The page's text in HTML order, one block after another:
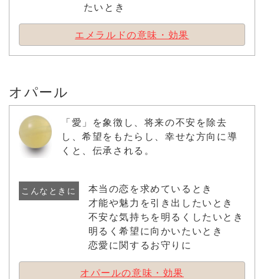
たいとき
エメラルドの意味・効果
オパール
「愛」を象徴し、将来の不安を除去
し、希望をもたらし、幸せな方向に導
くと、伝承される。
こんなときに
本当の恋を求めているとき
才能や魅力を引き出したいとき
不安な気持ちを明るくしたいとき
明るく希望に向かいたいとき
恋愛に関するお守りに
オパールの意味・効果